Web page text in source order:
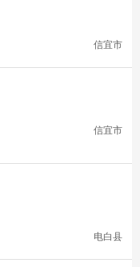
信宜市
信宜市
电白县